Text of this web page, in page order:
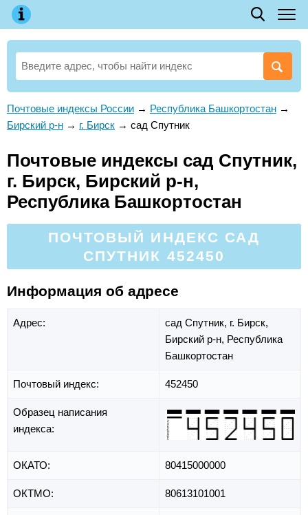
Почтовые индексы России → Республика Башкортостан →
Бирский р-н → г. Бирск → сад Спутник
Почтовые индексы сад Спутник,
г. Бирск, Бирский р-н,
Республика Башкортостан
ПОЧТОВЫЙ ИНДЕКС САД
СПУТНИК 452450
Информация об адресе
Адрес: сад Спутник, г. Бирск,
Бирский р-н, Республика
Башкортостан
Почтовый индекс: 452450
Образец написания
индекса:
ОКАТО: 80415000000
ОКТМО: 80613101001